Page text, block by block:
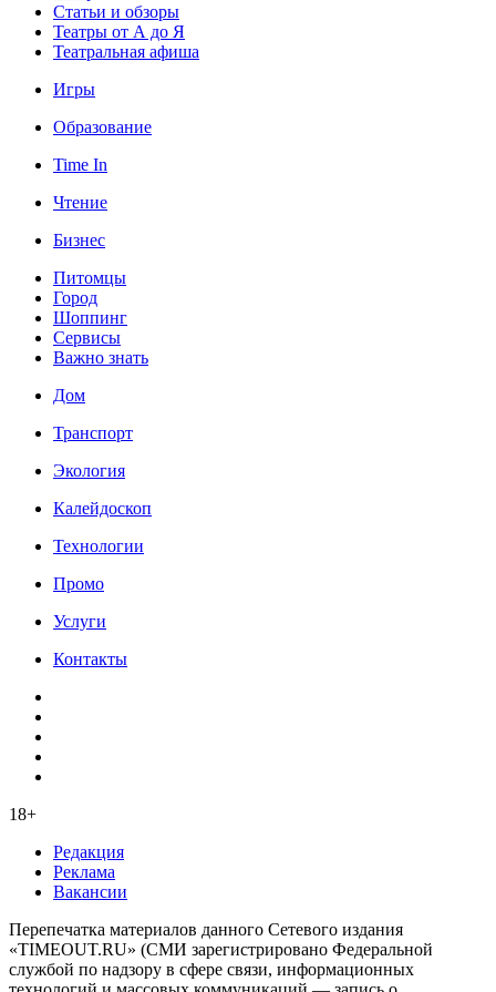
Статьи и обзоры
Театры от А до Я
Театральная афиша
Игры
Образование
Time In
Чтение
Бизнес
Питомцы
Город
Шоппинг
Сервисы
Важно знать
Дом
Транспорт
Экология
Калейдоскоп
Технологии
Промо
Услуги
Контакты
18+
Редакция
Реклама
Вакансии
Перепечатка материалов данного Сетевого издания
«TIMEOUT.RU» (СМИ зарегистрировано Федеральной
службой по надзору в сфере связи, информационных